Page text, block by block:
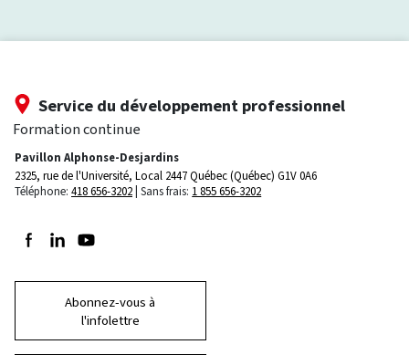
Service du développement professionnel
Formation continue
Pavillon Alphonse-Desjardins
2325, rue de l'Université, Local 2447Québec (Québec) G1V 0A6
Téléphone: 418 656-3202 Sans frais: 1 855 656-3202
Suivez-nous sur Facebook
Suivez-nous sur LinkedIn
Suivez-nous sur Youtube
Abonnez-vous à
l'infolettre